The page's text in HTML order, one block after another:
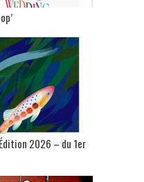
2026 – du 1er